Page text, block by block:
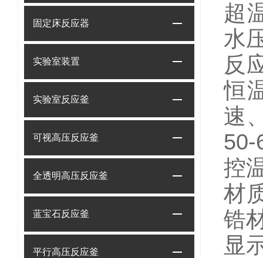
固定床反应器
实验室装置
实验室反应釜
可视高压反应釜
全透明高压反应釜
蓝宝石反应釜
平行高压反应釜
超
水
反
恒
速
50-
控
材
锆
显